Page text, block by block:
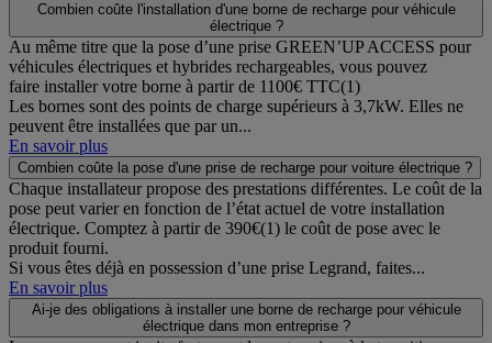
Combien coûte l'installation d'une borne de recharge pour véhicule
électrique ?
Au même titre que la pose d’une prise GREEN’UP ACCESS pour
véhicules électriques et hybrides rechargeables, vous pouvez
faire installer votre borne à partir de 1100€ TTC(1)
Les bornes sont des points de charge supérieurs à 3,7kW. Elles ne
peuvent être installées que par un...
En savoir plus
Combien coûte la pose d'une prise de recharge pour voiture électrique ?
Chaque installateur propose des prestations différentes. Le coût de la
pose peut varier en fonction de l’état actuel de votre installation
électrique. Comptez à partir de 390€(1) le coût de pose avec le
produit fourni.
Si vous êtes déjà en possession d’une prise Legrand, faites...
En savoir plus
Ai-je des obligations à installer une borne de recharge pour véhicule
électrique dans mon entreprise ?